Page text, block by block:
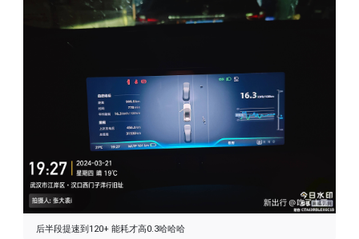
后半段提速到120+ 能耗才高0.3哈哈哈